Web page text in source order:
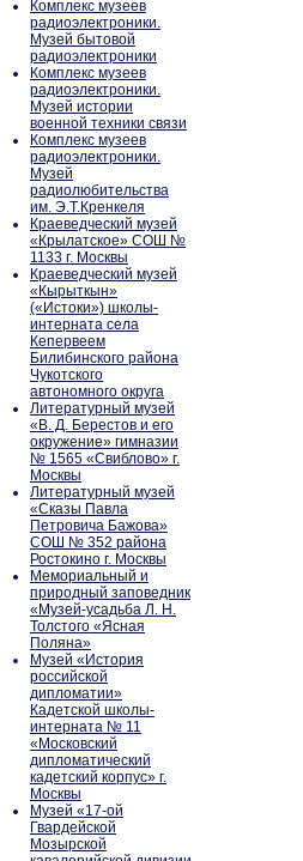
Комплекс музеев
радиоэлектроники.
Музей бытовой
радиоэлектроники
Комплекс музеев
радиоэлектроники.
Музей истории
военной техники связи
Комплекс музеев
радиоэлектроники.
Музей
радиолюбительства
им. Э.Т.Кренкеля
Краеведческий музей
«Крылатское» СОШ №
1133 г. Москвы
Краеведческий музей
«Кырыткын»
(«Истоки») школы-
интерната села
Кепервеем
Билибинского района
Чукотского
автономного округа
Литературный музей
«В. Д. Берестов и его
окружение» гимназии
№ 1565 «Свиблово» г.
Москвы
Литературный музей
«Сказы Павла
Петровича Бажова»
СОШ № 352 района
Ростокино г. Москвы
Мемориальный и
природный заповедник
«Музей-усадьба Л. Н.
Толстого «Ясная
Поляна»
Музей «История
российской
дипломатии»
Кадетской школы-
интерната № 11
«Московский
дипломатический
кадетский корпус» г.
Москвы
Музей «17-ой
Гвардейской
Мозырской